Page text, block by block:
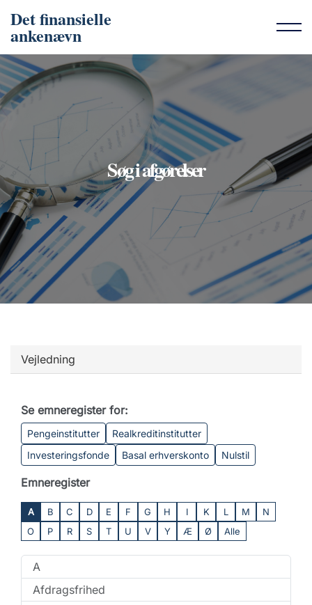
Det finansielle
ankenævn
Søg i afgørelser
Vejledning
Se emneregister for:
Pengeinstitutter
Realkreditinstitutter
Investeringsfonde
Basal erhverskonto Nulstil
Emneregister
A B C D E F G H I K L M
N
O
P R S T U V Y Æ Ø Alle
A
Afdragsfrihed